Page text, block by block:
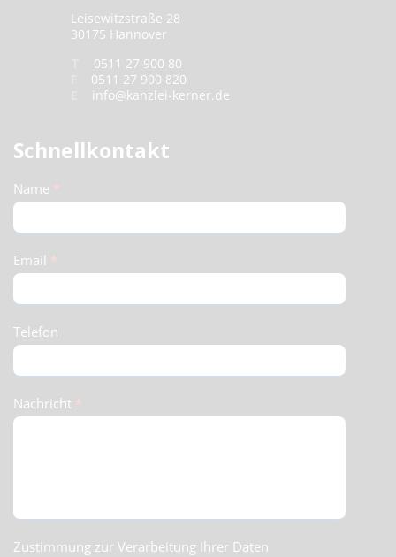
Leisewitzstraße 28
30175 Hannover
0511 27 900 80
0511 27 900 820
info@kanzlei-kerner.de
Schnellkontakt
Schnellkontakt
(Footer)
Name *
Email *
Telefon
Nachricht *
Zustimmung zur Verarbeitung Ihrer Daten